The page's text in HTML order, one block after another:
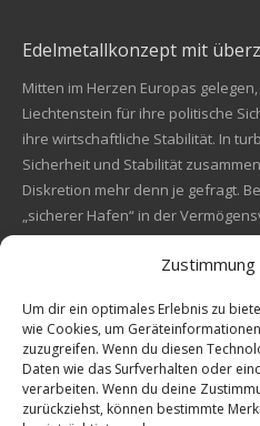
Um dir ein optimales Erlebnis zu
wie Cookies, um
zuzugreifen. Wenn du diesen
Daten wie das Surfverhalten oder
verarbeiten. Wenn du deine
zurückziehst, können bestimmte
Edelmetallkonzept mit
Mitten im Herzen Europas
Liechtenstein für ihre politische
ihre wirtschaftliche Stabilität. In
Sicherheit und Stabilität
Diskretion mehr denn je gefragt.
„sicherer Hafen“ in der
Financial concept of
Located in the heart of Europe,
also known for their political safety
In these turbulent times, security
and discretion are more in
always a "safe haven" in asset